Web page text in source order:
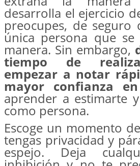
desarrolla el ejercicio
preocupes, de seguro
única persona que
manera. Sin embargo,
tiempo de
empezar a notar
mayor confianza
aprender a estimarte
como persona.
Escoge un momento
tengas privacidad y
espejo. Deja